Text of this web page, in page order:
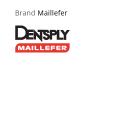
Brand Maillefer